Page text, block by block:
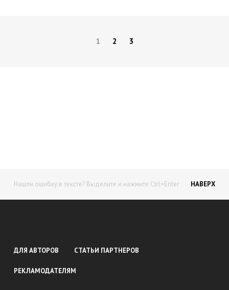
1 2 3
Нашли ошибку в тексте? Выделите и нажмите Ctrl+Enter НАВЕРХ
ДЛЯ АВТОРОВ СТАТЬИ ПАРТНЕРОВ
РЕКЛАМОДАТЕЛЯМ